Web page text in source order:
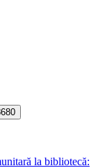
la bibliotecă: